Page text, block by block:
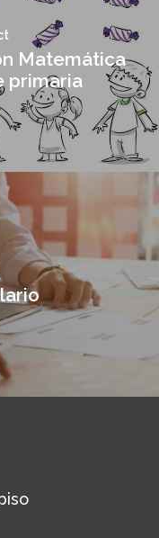
Matemática
primaria